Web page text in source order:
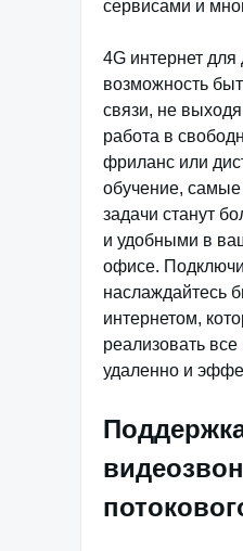
сервисами и
4G интернет
возможность
связи, не
работа в
фриланс или
обучение,
задачи станут
и удобными в
офисе.
наслаждайтесь
интернетом,
реализовать
удаленно и